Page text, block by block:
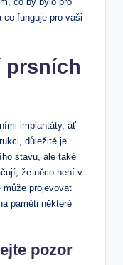
funguje pro vaši
prsních
implantáty, ať
důležité je
stavu, ale také
že něco není v
může projevovat
paměti některé
pozor